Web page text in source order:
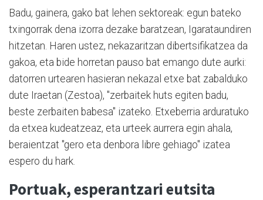
Badu, gainera, gako bat lehen sektoreak: egun bateko
txingorrak dena izorra dezake baratzean, Igarataundiren
hitzetan. Haren ustez, nekazaritzan dibertsifikatzea da
gakoa, eta bide horretan pauso bat emango dute aurki:
datorren urtearen hasieran nekazal etxe bat zabalduko
dute Iraetan (Zestoa), "zerbaitek huts egiten badu,
beste zerbaiten babesa" izateko. Etxeberria arduratuko
da etxea kudeatzeaz, eta urteek aurrera egin ahala,
beraientzat "gero eta denbora libre gehiago" izatea
espero du hark.
Portuak, esperantzari eutsita